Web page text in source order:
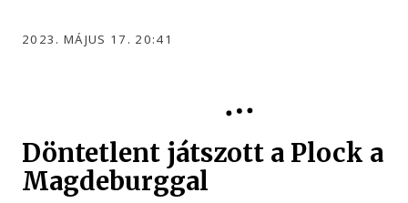
2023. MÁJUS 17. 20:41
Döntetlent játszott a Plock a
Magdeburggal